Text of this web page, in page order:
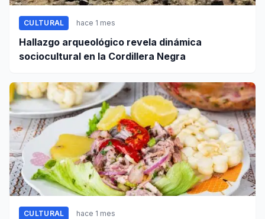
CULTURAL hace 1 mes
Hallazgo arqueológico revela dinámica
sociocultural en la Cordillera Negra
CULTURAL hace 1 mes